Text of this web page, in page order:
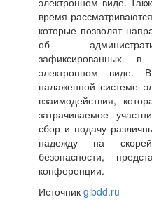
время
которые позволят
об
зафиксированных
электронном виде.
налаженной системе
взаимодействия,
затрачиваемое
сбор и подачу
надежду на
безопасности,
конференции.
Источник gibdd.ru